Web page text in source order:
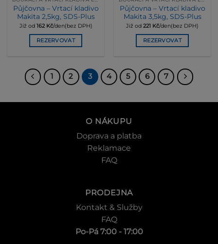
Půjčovna – Vrtací kladivo
Makita 2,5kg, SDS-Plus
Již od 162 Kč/den(bez DPH)
REZERVOVAT
Půjčovna – Vrtací kladivo
Makita 3,5kg, SDS-Plus
Již od 221 Kč/den(bez DPH)
REZERVOVAT
1 2 3 4 5 6 7
O NÁKUPU
Doprava a platba
Reklamace
FAQ
PRODEJNA
Kontakt & Služby
FAQ
Po-Pá 7:00 - 17:00